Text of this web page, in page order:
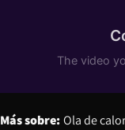
Más sobre:Ola de calor